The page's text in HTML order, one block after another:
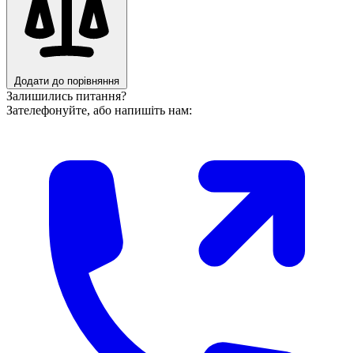
Додати до порівняння
Залишились питання?
Зателефонуйте, або напишіть нам: